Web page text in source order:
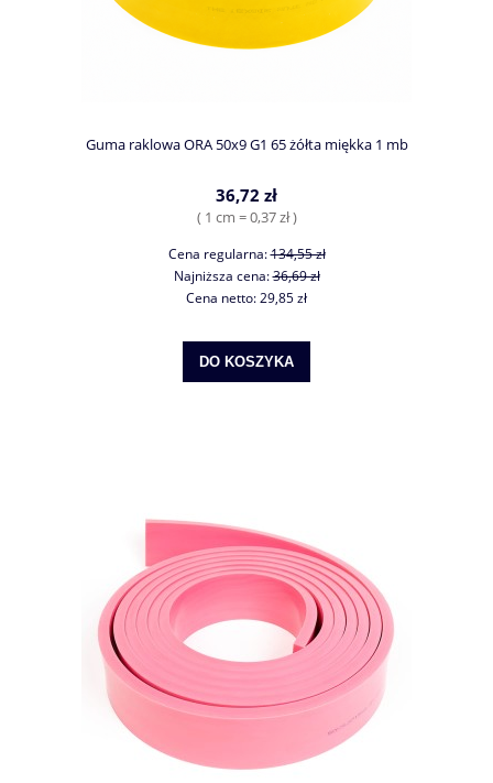
Guma raklowa ORA 50x9 G1 65 żółta miękka 1 mb
36,72 zł
( 1 cm = 0,37 zł )
Cena regularna:134,55 zł
Najniższa cena:36,69 zł
Cena netto:29,85 zł
DO KOSZYKA